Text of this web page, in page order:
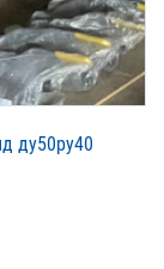
ду50ру40